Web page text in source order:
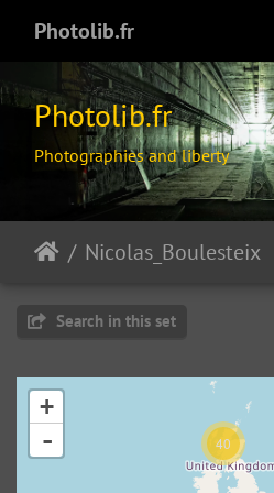
Photolib.fr
Photolib.fr
Photographies and liberty
Nicolas_Boulesteix
Search in this set
40
+
-